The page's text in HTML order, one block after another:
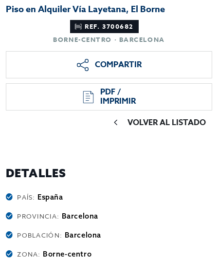
Piso en Alquiler Vía Layetana, El Borne
REF. 3700682
BORNE-CENTRO · BARCELONA
COMPARTIR
PDF /
IMPRIMIR
VOLVER AL LISTADO
DETALLES
PAÍS: España
PROVINCIA: Barcelona
POBLACIÓN: Barcelona
ZONA: Borne-centro